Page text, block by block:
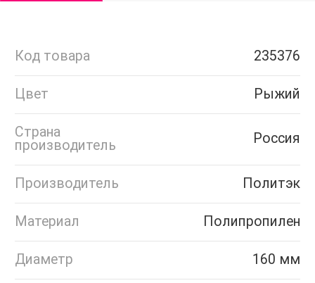
Код товара 235376
Цвет Рыжий
Страна
производитель
Россия
Производитель Политэк
Материал Полипропилен
Диаметр 160 мм